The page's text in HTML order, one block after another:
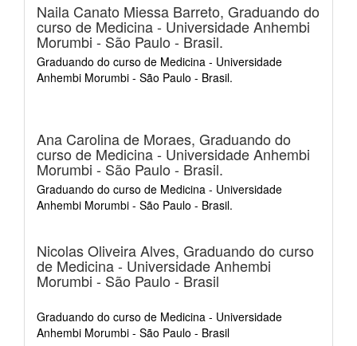
Naila Canato Miessa Barreto, Graduando do
curso de Medicina - Universidade Anhembi
Morumbi - São Paulo - Brasil.
Graduando do curso de Medicina - Universidade
Anhembi Morumbi - São Paulo - Brasil.
Ana Carolina de Moraes, Graduando do
curso de Medicina - Universidade Anhembi
Morumbi - São Paulo - Brasil.
Graduando do curso de Medicina - Universidade
Anhembi Morumbi - São Paulo - Brasil.
Nicolas Oliveira Alves, Graduando do curso
de Medicina - Universidade Anhembi
Morumbi - São Paulo - Brasil
Graduando do curso de Medicina - Universidade
Anhembi Morumbi - São Paulo - Brasil